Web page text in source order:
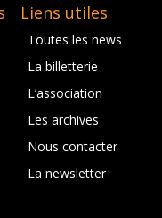
Liens utiles
Toutes les news
La billetterie
L’association
Les archives
Nous contacter
La newsletter